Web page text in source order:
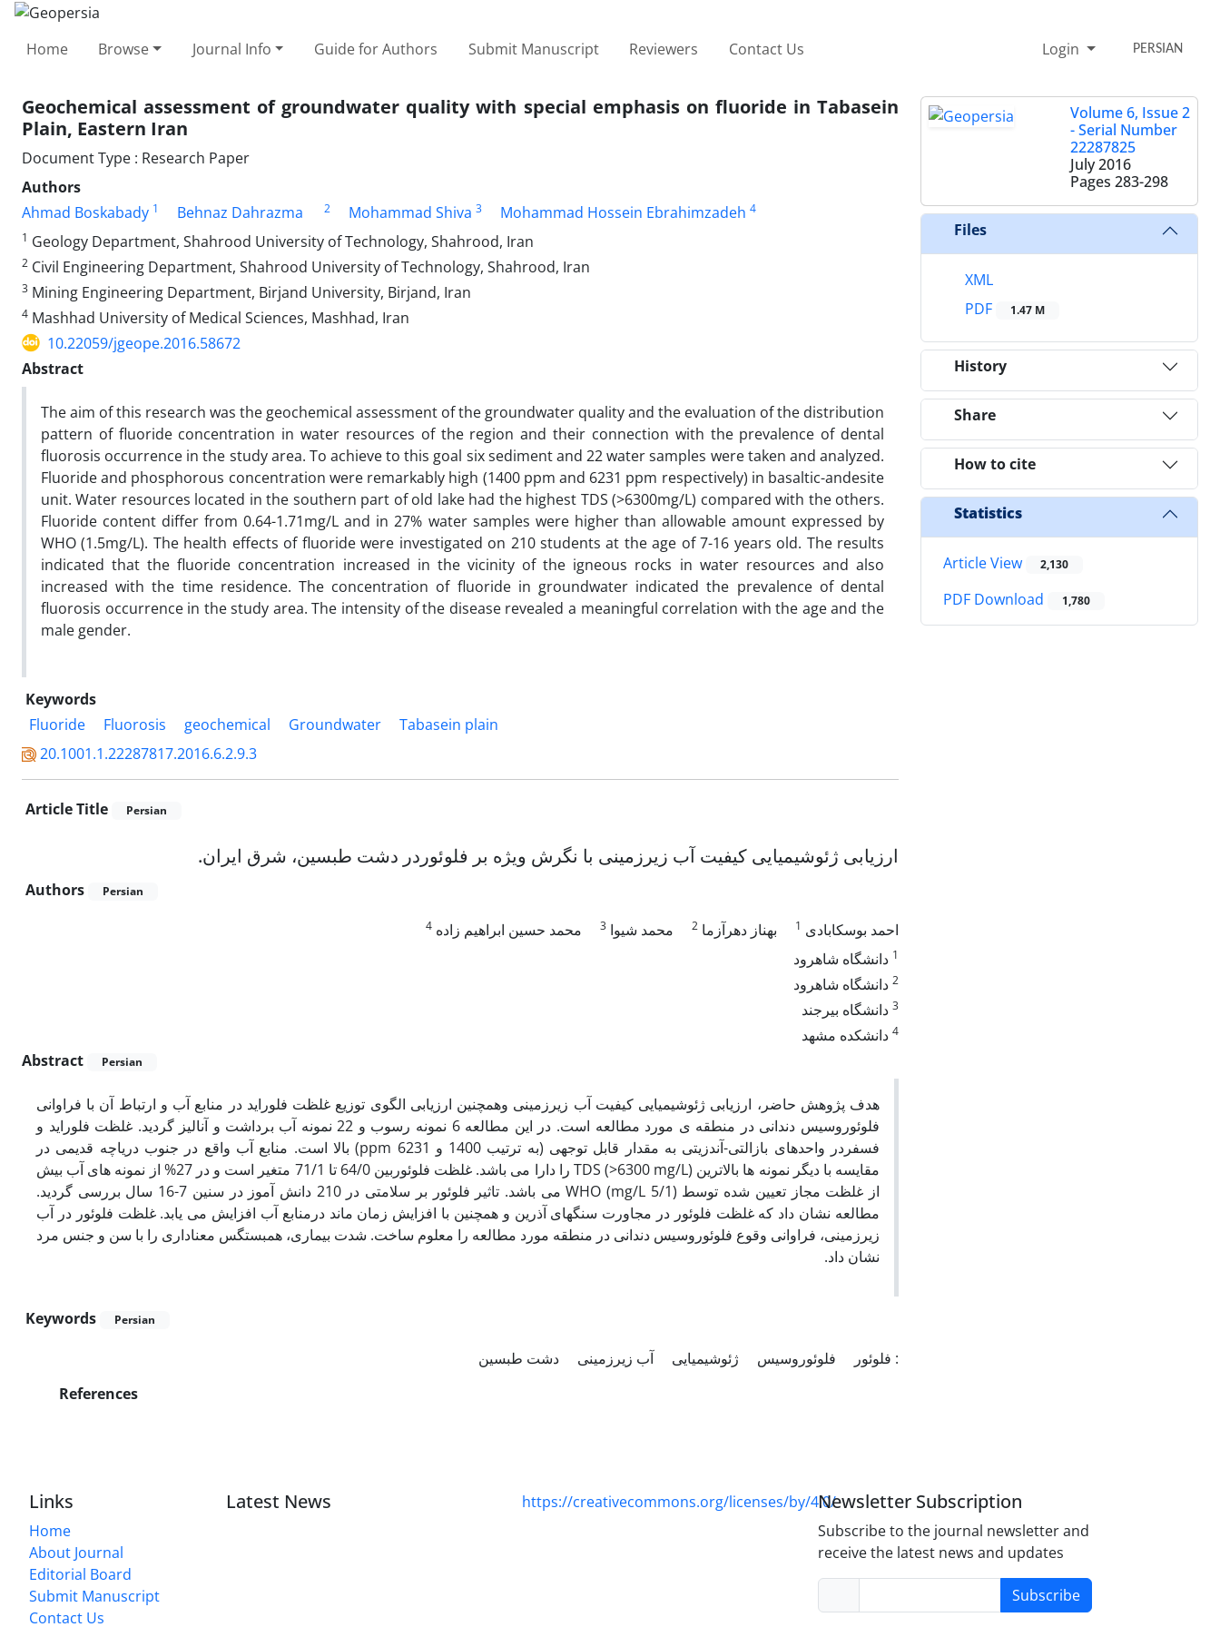
Home Browse Journal Info Guide for Authors Submit Manuscript Reviewers Contact Us Login PERSIAN
Geochemical assessment of groundwater quality with special emphasis on fluoride in Tabasein
Plain, Eastern Iran
Document Type : Research Paper
Authors
Ahmad Boskabady 1 Behnaz Dahrazma 2 Mohammad Shiva 3 Mohammad Hossein Ebrahimzadeh 4
1 Geology Department, Shahrood University of Technology, Shahrood, Iran
2 Civil Engineering Department, Shahrood University of Technology, Shahrood, Iran
3 Mining Engineering Department, Birjand University, Birjand, Iran
4 Mashhad University of Medical Sciences, Mashhad, Iran
10.22059/jgeope.2016.58672
Abstract
The aim of this research was the geochemical assessment of the groundwater quality and the evaluation of the distribution
pattern of fluoride concentration in water resources of the region and their connection with the prevalence of dental
fluorosis occurrence in the study area. To achieve to this goal six sediment and 22 water samples were taken and analyzed.
Fluoride and phosphorous concentration were remarkably high (1400 ppm and 6231 ppm respectively) in basaltic-andesite
unit. Water resources located in the southern part of old lake had the highest TDS (>6300mg/L) compared with the others.
Fluoride content differ from 0.64-1.71mg/L and in 27% water samples were higher than allowable amount expressed by
WHO (1.5mg/L). The health effects of fluoride were investigated on 210 students at the age of 7-16 years old. The results
indicated that the fluoride concentration increased in the vicinity of the igneous rocks in water resources and also
increased with the time residence. The concentration of fluoride in groundwater indicated the prevalence of dental
fluorosis occurrence in the study area. The intensity of the disease revealed a meaningful correlation with the age and the
male gender.
Keywords
Fluoride
Fluorosis geochemical Groundwater
Tabasein plain
20.1001.1.22287817.2016.6.2.9.3
Article Title Persian
ارزیابی ژئوشیمیایی کیفیت آب زیرزمینی با نگرش ویژه بر فلوئوردر دشت طبسین، شرق ایران.
Authors Persian
احمد بوسکابادی 1 بهناز دهرآزما 2 محمد شیوا 3 محمد حسین ابراهیم زاده 4
1 دانشگاه شاهرود
2 دانشگاه شاهرود
3 دانشگاه بیرجند
4 دانشکده مشهد
Abstract
Persian
هدف پژوهش حاضر، ارزیابی ژئوشیمیایی کیفیت آب زیرزمینی وهمچنین ارزیابی الگوی توزیع غلظت فلوراید در منابع آب و ارتباط آن با فراوانی
فلوئوروسیس دندانی در منطقه ی مورد مطالعه است. در این مطالعه 6 نمونه رسوب و 22 نمونه آب برداشت و آنالیز گردید. غلظت فلوراید و
فسفردر واحدهای بازالتی-آندزیتی به مقدار قابل توجهی (به ترتیب 1400 و ppm 6231) بالا است. منابع آب واقع در جنوب دریاچه قدیمی در
مقایسه با دیگر نمونه ها بالاترین TDS (>6300 mg/L) را دارا می باشد. غلظت فلوئوربین 64/0 تا 71/1 متغیر است و در 27% از نمونه های آب بیش
از غلظت مجاز تعیین شده توسط WHO (mg/L 5/1) می باشد. تاثیر فلوئور بر سلامتی در 210 دانش آموز در سنین 7-16 سال بررسی گردید.
مطالعه نشان داد که غلظت فلوئور در مجاورت سنگهای آذرین و همچنین با افزایش زمان ماند درمنابع آب افزایش می یابد. غلظت فلوئور در آب
زیرزمینی، فراوانی وقوع فلوئوروسیس دندانی در منطقه مورد مطالعه را معلوم ساخت. شدت بیماری، همبستگس معناداری را با سن و جنس مرد
نشان داد.
Keywords Persian
: فلوئور فلوئوروسیس ژئوشیمیایی آب زیرزمینی
دشت طبسین
References
Volume 6, Issue 2
- Serial Number
22287825
July 2016
Pages 283-298
Files
XML
PDF
1.47 M
History
Share
How to cite
Statistics
Article View 2,130
PDF Download 1,780
Links
Home
About Journal
Editorial Board
Submit Manuscript
Contact Us
Latest News https://creativecommons.org/licenses/by/4.0/Newsletter Subscription
Subscribe to the journal newsletter and
receive the latest news and updates
Subscribe